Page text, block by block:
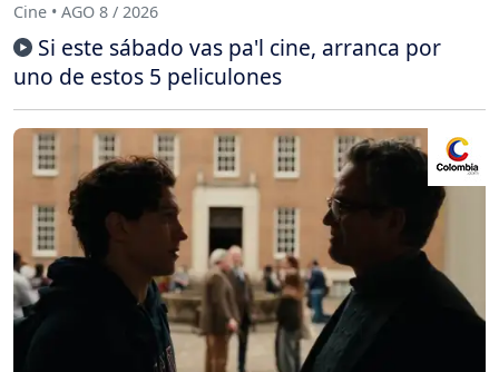
Cine • AGO 8 / 2026
Si este sábado vas pa'l cine, arranca por
uno de estos 5 peliculones